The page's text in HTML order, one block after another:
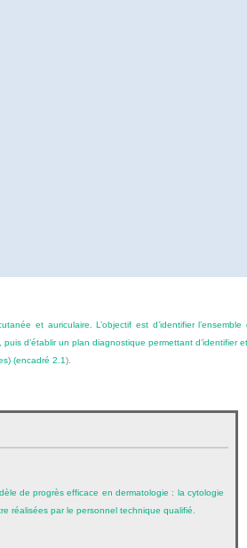
et auriculaire. L’objectif est d’identifier l’ensemble
puis d’établir un plan diagnostique permettant d’identifier
(encadré 2.1).
de progrès efficace en dermatologie : la cytologie
réalisées par le personnel technique qualifié.